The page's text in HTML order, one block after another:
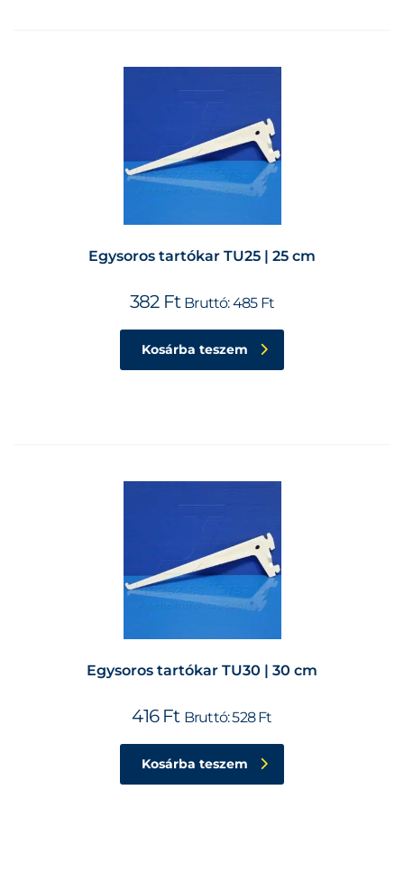
Egysoros tartókar TU25 | 25 cm
382 Ft Bruttó:485 Ft
Kosárba teszem
Egysoros tartókar TU30 | 30 cm
416 Ft Bruttó:528Ft
Kosárba teszem